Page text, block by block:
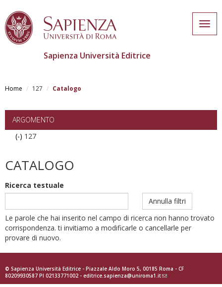
main
Sapienza Università Editrice
Home 127 Catalogo
ARGOMENTO
(-) Remove
127
CATALOGO
Ricerca testuale
Annulla filtri
Le parole che hai inserito nel campo di ricerca non hanno trovato
corrispondenza. ti invitiamo a modificarle o cancellarle per
provare di nuovo.
© Sapienza Università Editrice - Piazzale Aldo Moro 5, 00185 Roma - CF
80209930587 PI 02133771002 - editrice.sapienza@uniroma1.it(link
sends